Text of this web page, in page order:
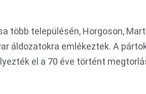
több településén, Horgoson,
áldozatokra emlékeztek. A
el a 70 éve történt